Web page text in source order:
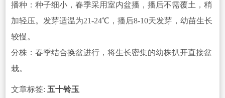
播种：种子细小，春季采用室内盆播，播后不需覆土，稍
加轻压。发芽适温为21-24℃，播后8-10天发芽，幼苗生长
较慢。
分株：春季结合换盆进行， 将生长密集的幼株扒开直接盆
栽。
文章标签: 五十铃玉